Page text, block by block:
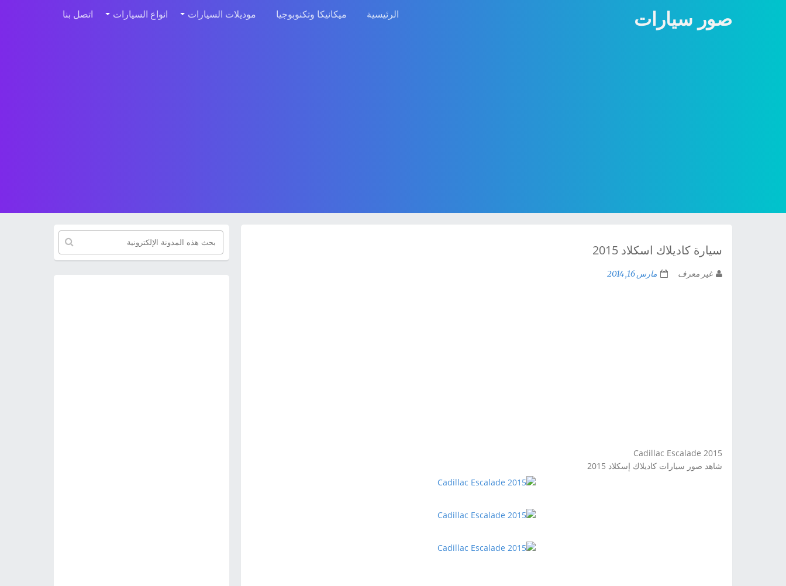
صور سيارات الرئيسية ميكانيكا وتكنوبوجيا موديلات السيارات انواع السيارات اتصل بنا
سيارة كاديلاك اسكلاد 2015
غير معرف مارس 16, 2014
2015
Cadillac Escalade
شاهد صور سيارات كاديلاك إسكلاد 2015